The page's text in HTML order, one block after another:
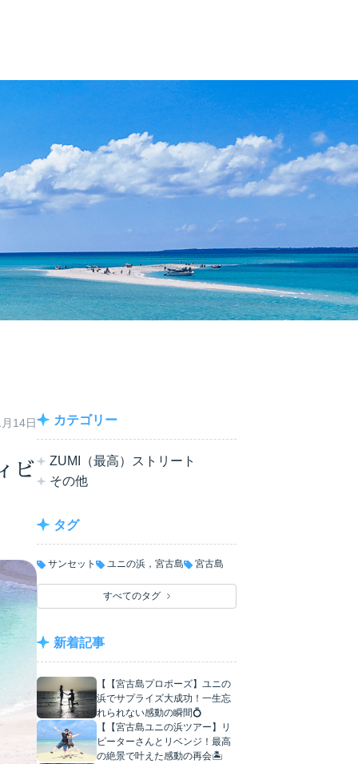
14日
ビ
カテゴリー
ZUMI（最高）ストリート
その他
タグ
サンセット ユニの浜，宮古島 宮古島
すべてのタグ
新着記事
【【宮古島プロポーズ】ユニの
浜でサプライズ大成功！一生忘
れられない感動の瞬間💍
【【宮古島ユニの浜ツアー】リ
ピーターさんとリベンジ！最高
の絶景で叶えた感動の再会🏝️